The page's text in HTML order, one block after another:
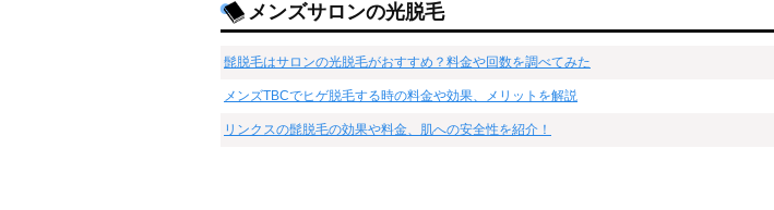
メンズサロンの光脱毛
髭脱毛はサロンの光脱毛がおすすめ？料金や回数を調べてみた
メンズTBCでヒゲ脱毛する時の料金や効果、メリットを解説
リンクスの髭脱毛の効果や料金、肌への安全性を紹介！